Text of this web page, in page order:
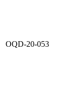
OQD-20-053